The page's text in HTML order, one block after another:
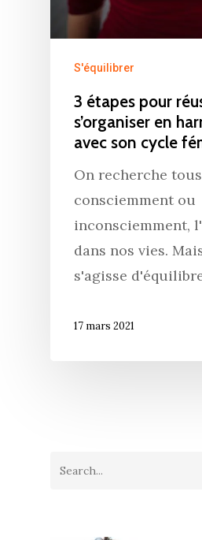
S'équilibrer
3 étapes pour
s’organiser en
avec son cycle
On recherche
consciemment ou
inconsciemment,
dans nos vies.
s'agisse
17 mars 2021